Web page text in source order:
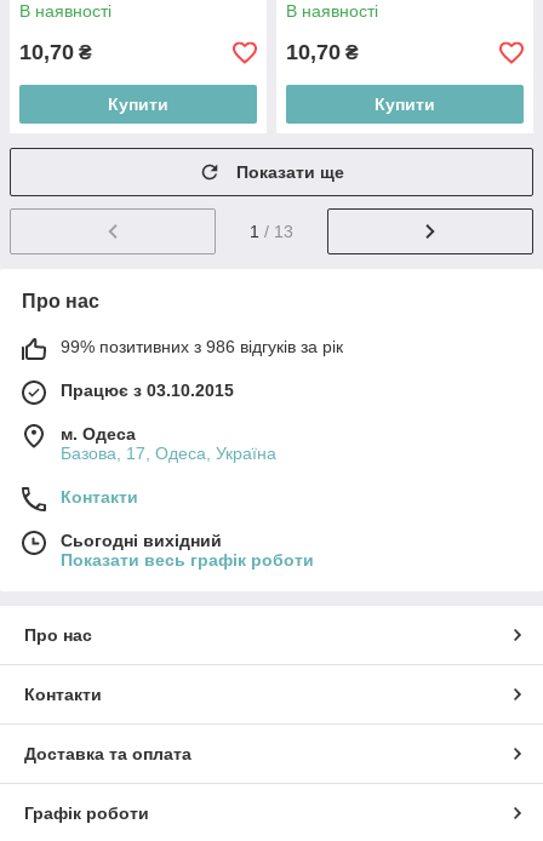
В наявності
10,70 ₴
Купити
В наявності
10,70 ₴
Купити
Показати ще
1 / 13
Про нас
99% позитивних з 986 відгуків за рік
Працює з 03.10.2015
м. Одеса
Базова, 17, Одеса, Україна
Контакти
Сьогодні вихідний
Показати весь графік роботи
Про нас
Контакти
Доставка та оплата
Графік роботи